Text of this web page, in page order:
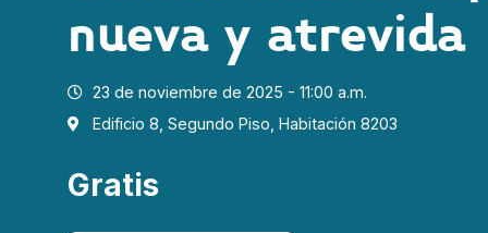
nueva y atrevida
23 de noviembre de 2025 - 11:00 a.m.
Edificio 8, Segundo Piso, Habitación 8203
Gratis